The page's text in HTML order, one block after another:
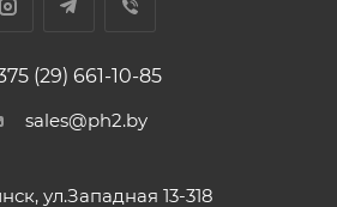
(29) 661-10-85
sales@ph2.by
ул.Западная 13-318